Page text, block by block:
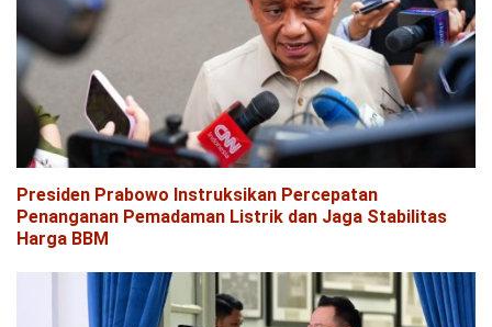
Presiden Prabowo Instruksikan Percepatan
Penanganan Pemadaman Listrik dan Jaga Stabilitas
Harga BBM